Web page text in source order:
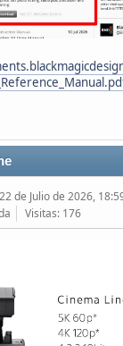
22 de Julio de 2026,
Visitas: 176